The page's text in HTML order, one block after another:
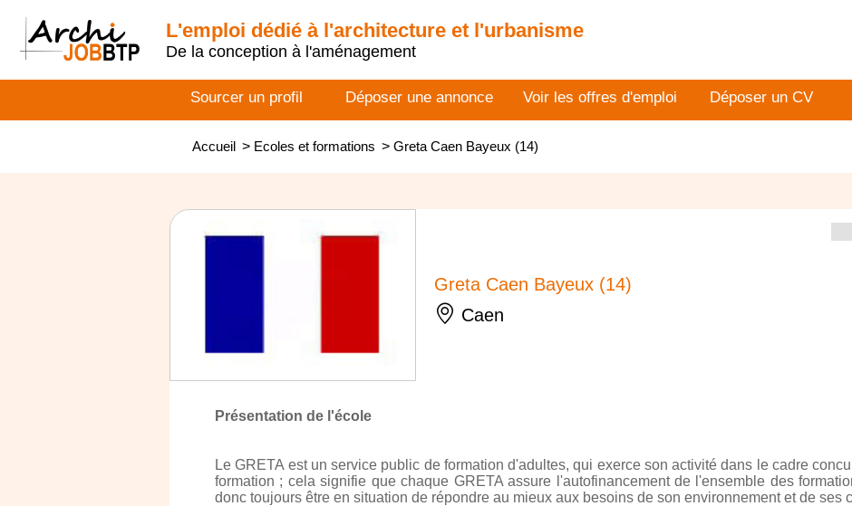
L'emploi dédié à l'architecture et l'urbanisme
De la conception à l'aménagement
Sourcer un profil Déposer une annonce Voir les offres d'emploi Déposer un CV
Accueil > Ecoles et formations > Greta Caen Bayeux (14)
Greta Caen Bayeux (14)
Caen
Présentation de l'école
Le GRETA est un service public de formation d'adultes, qui exerce son activité dans le cadre
formation ; cela signifie que chaque GRETA assure l'autofinancement de l'ensemble des
donc toujours être en situation de répondre au mieux aux besoins de son environnement et de ses